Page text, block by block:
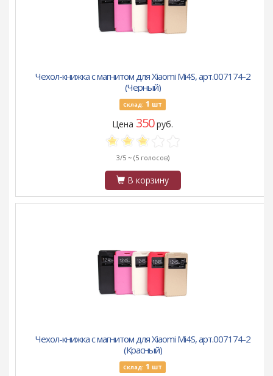
Чехол-книжка с магнитом для Xiaomi Mi4S, арт.007174-2
(Черный)
Склад: 1 шт
Цена 350руб.
3/5 ~ (5 голосов)
В корзину
Чехол-книжка с магнитом для Xiaomi Mi4S, арт.007174-2
(Красный)
Склад: 1 шт